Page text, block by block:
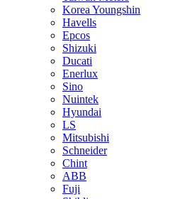
Korea Youngshin
Havells
Epcos
Shizuki
Ducati
Enerlux
Sino
Nuintek
Hyundai
LS
Mitsubishi
Schneider
Chint
ABB
Fuji